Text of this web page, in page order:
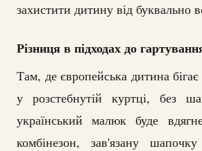
захистити дитину від буквально
Різниця в підходах до
Там, де європейська дитина
у розстебнутій куртці, без
український малюк буде
комбінезон, зав'язану